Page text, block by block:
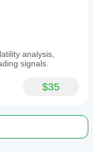
analysis,
signals.
$35